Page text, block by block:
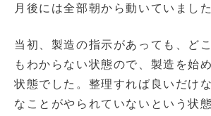
月後には全部朝から動いていました
当初、製造の指示があっても、ど
もわからない状態ので、製造を始
状態でした。整理すれば良いだけ
なことがやられていないという状態